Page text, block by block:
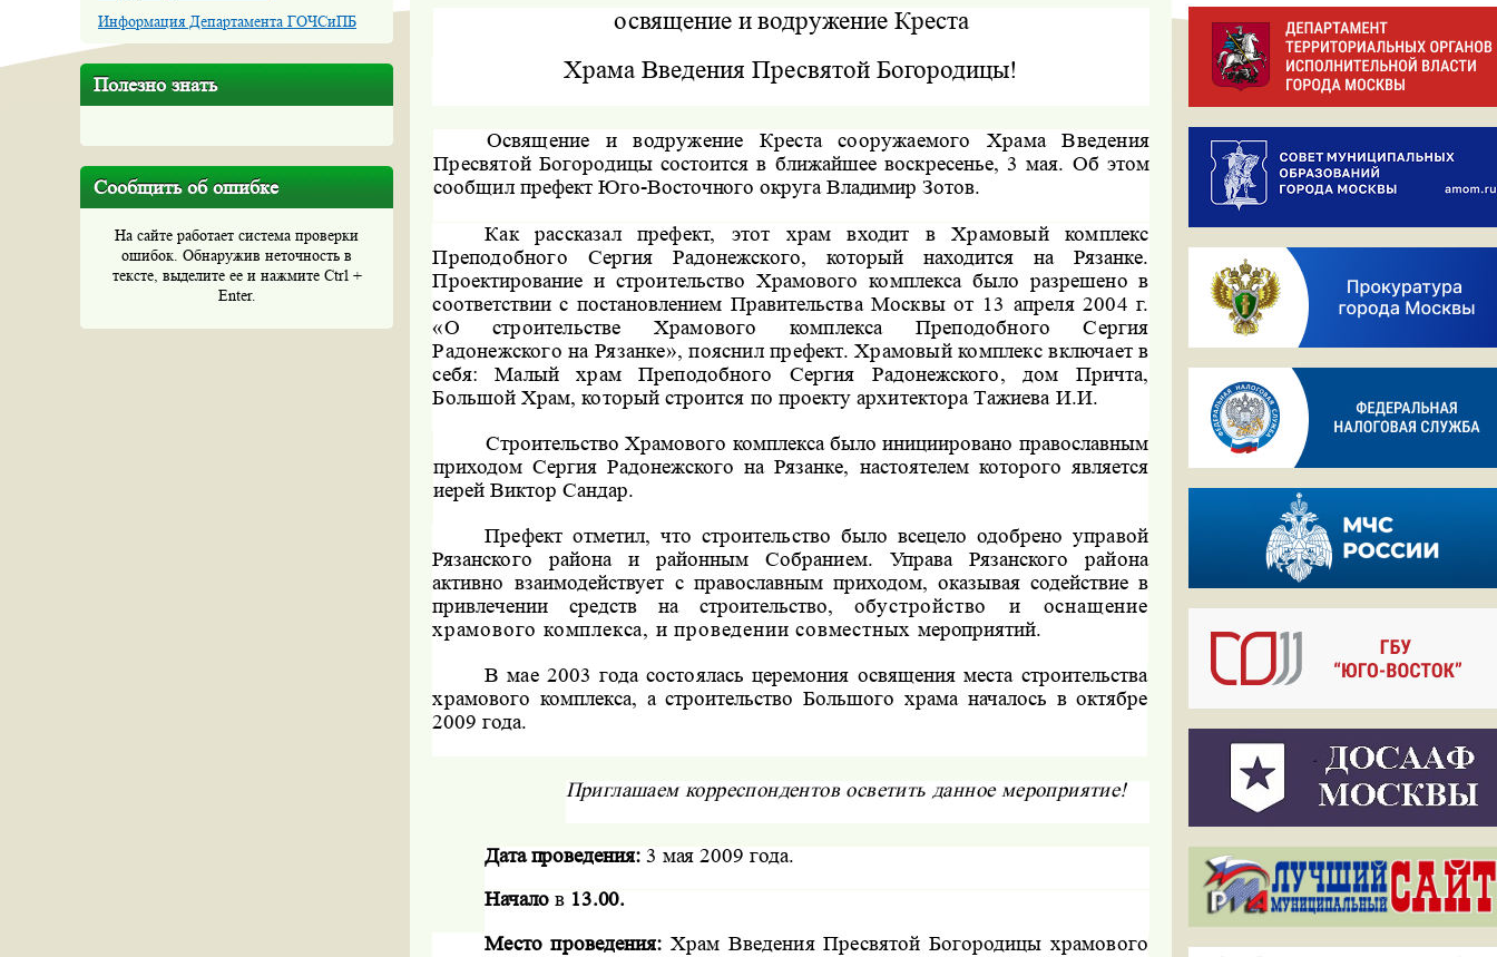
Информация Департамента ГОЧСиПБ
Полезно знать
Сообщить об ошибке
На сайте работает система проверки
ошибок. Обнаружив неточность в
тексте, выделите ее и нажмите Ctrl +
Enter.
освящение и водружение Креста
Храма Введения Пресвятой Богородицы!
Освящение и водружение Креста сооружаемого Храма Введения
ПресвятойБогородицы состоится в ближайшее воскресенье, 3 мая. Об этом
сообщил префектЮго-Восточного округа Владимир Зотов.
Как рассказал префект, этот храм входит в Храмовый комплекс
Преподобного Сергия Радонежского, который находится на Рязанке.
Проектирование и строительство Храмового комплекса было разрешено в
соответствии с постановлением Правительства Москвы от 13 апреля 2004 г.
«О строительстве Храмового комплекса Преподобного Сергия
Радонежского на Рязанке», пояснил префект. Храмовый комплекс включает в
себя: Малый храм Преподобного Сергия Радонежского, дом Причта,
Большой Храм, который строится по проекту архитектора Тажиева И.И.
Строительство Храмового комплекса было инициировано православным
приходом Сергия Радонежского на Рязанке, настоятелем которого является
иерей Виктор Сандар.
Префект отметил, что строительство было всецело одобрено управой
Рязанского района и районным Собранием. Управа Рязанского района
активно взаимодействует с православным приходом, оказывая содействие в
привлечении средств на строительство, обустройство и оснащение
храмового комплекса, и проведении совместных мероприятий.
В мае 2003 года состоялась церемония освящения места строительства
храмового комплекса, а строительство Большого храма началось в октябре
2009 года.
Приглашаем корреспондентов осветить данное мероприятие!
Дата проведения: 3 мая 2009 года.
Начало в 13.00.
Место проведения: Храм Введения Пресвятой Богородицы храмового